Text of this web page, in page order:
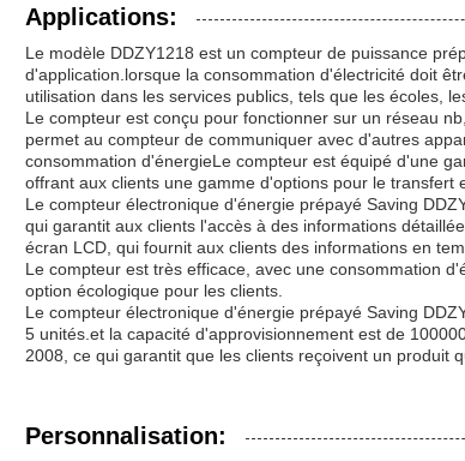
Applications:
Le modèle DDZY1218 est un compteur de puissance
d'application.lorsque la consommation d'électricité doit
utilisation dans les services publics, tels que les écoles,
Le compteur est conçu pour fonctionner sur un réseau
permet au compteur de communiquer avec d'autres
consommation d'énergieLe compteur est équipé d'une
offrant aux clients une gamme d'options pour le transfert
Le compteur électronique d'énergie prépayé Saving
qui garantit aux clients l'accès à des informations
écran LCD, qui fournit aux clients des informations en
Le compteur est très efficace, avec une consommation
option écologique pour les clients.
Le compteur électronique d'énergie prépayé Saving
5 unités.et la capacité d'approvisionnement est de
2008, ce qui garantit que les clients reçoivent un produit
Personnalisation: